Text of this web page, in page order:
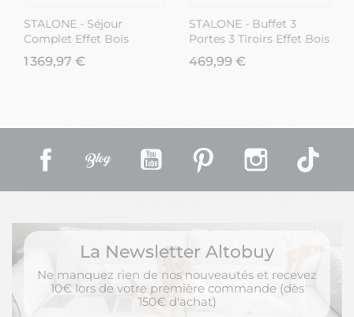
STALONE - Séjour
Complet Effet Bois
Manguier Foncé et Noir
1 369,97 €
STALONE - Buffet 3
Portes 3 Tiroirs Effet Bois
Manguier Foncé et Noir
469,99 €
Facebook YouTube Pinterest Instagram
La Newsletter Altobuy
Ne manquez rien de nos nouveautés et recevez
10€ lors de votre première commande (dès
150€ d'achat)